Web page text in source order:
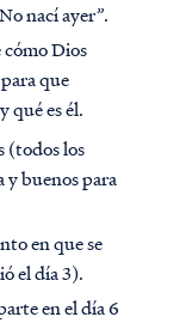
nací ayer”.
cómo Dios
que
qué es él.
(todos los
y buenos para
en que se
el día 3).
en el día 6